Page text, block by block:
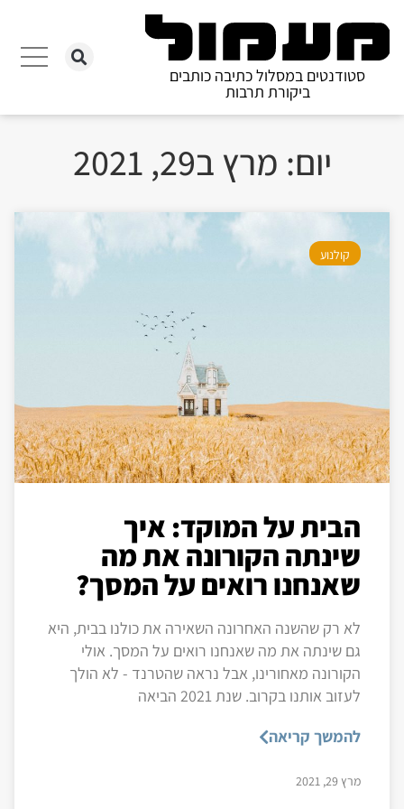
סטודנטים במסלול כתיבה כותבים
ביקורת תרבות
יום: מרץ ב29, 2021
קולנוע
הבית על המוקד: איך
שינתה הקורונה את מה
שאנחנו רואים על המסך?
לא רק שהשנה האחרונה השאירה את כולנו בבית, היא
גם שינתה את מה שאנחנו רואים על המסך. אולי
הקורונה מאחורינו, אבל נראה שהטרנד - לא הולך
לעזוב אותנו בקרוב. שנת 2021 הביאה
להמשך קריאה
מרץ 29, 2021